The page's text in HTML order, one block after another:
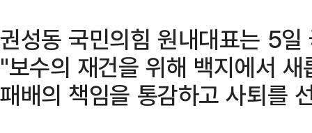
권성동 국민의힘 원내대표는 5
"보수의 재건을 위해 백지에서
패배의 책임을 통감하고 사퇴를